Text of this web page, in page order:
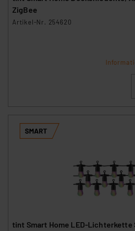
ZigBee
Artikel-Nr. 254620
tint Smart Home LED-Lichterkette Stella,